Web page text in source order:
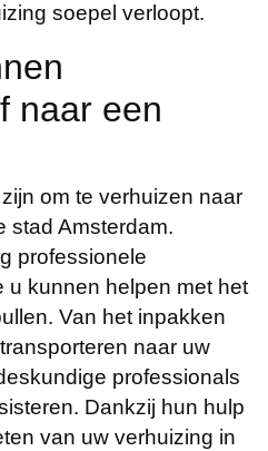
soepel verloopt.
naar een
om te verhuizen naar
stad Amsterdam.
professionele
u kunnen helpen met het
Van het inpakken
naar uw
professionals
Dankzij hun hulp
van uw verhuizing in